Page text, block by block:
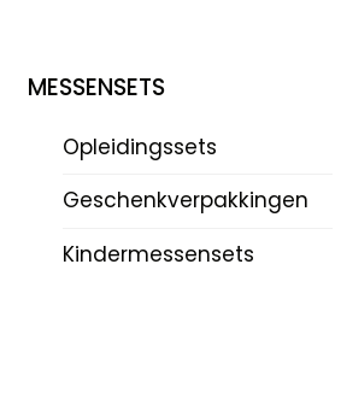
MESSENSETS
Opleidingssets
Geschenkverpakkingen
Kindermessensets